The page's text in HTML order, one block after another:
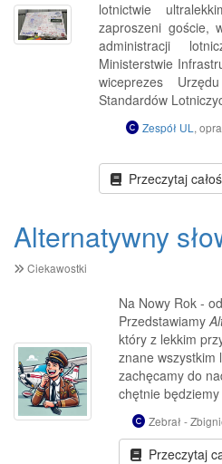
lotnictwie
zaproszeni goście,
administracji
Ministerstwie
wiceprezes
Standardów
Zespół UL ,
Przeczytaj
Alternatywny
Ciekawostki
Na Nowy Rok -
Przedstawiamy
który z lekkim
znane wszystkim
zachęcamy do
chętnie
Zebrał -
Przeczytaj